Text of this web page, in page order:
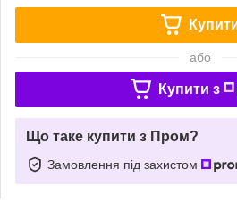
або
Купити з
Що таке купити з Пром?
Замовлення під захистом